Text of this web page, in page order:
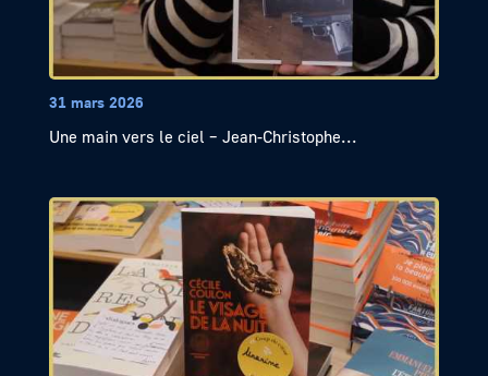
31 mars 2026
Une main vers le ciel – Jean-Christophe...